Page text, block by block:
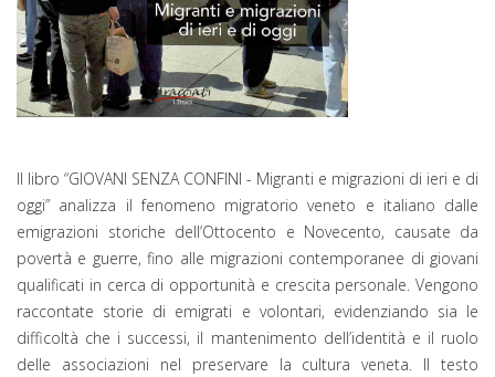
Il libro “GIOVANI SENZA CONFINI - Migranti e migrazioni di ieri e di
oggi” analizza il fenomeno migratorio veneto e italiano dalle
emigrazioni storiche dell’Ottocento e Novecento, causate da
povertà e guerre, fino alle migrazioni contemporanee di giovani
qualificati in cerca di opportunità e crescita personale. Vengono
raccontate storie di emigrati e volontari, evidenziando sia le
difficoltà che i successi, il mantenimento dell’identità e il ruolo
delle associazioni nel preservare la cultura veneta. Il testo